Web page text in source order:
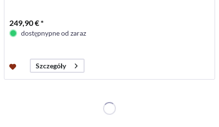
249,90 € *
dostępnypne od zaraz
Szczegóły